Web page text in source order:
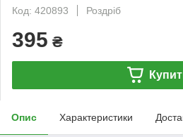
Код: 420893
Роздріб
395 ₴
Опис Характеристики